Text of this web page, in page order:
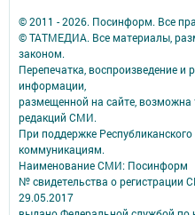
© 2011 - 2026. Посинформ. Все
© ТАТМЕДИА. Все материалы,
законом.
Перепечатка, воспроизведение
информации,
размещенной на сайте, возможна
редакций СМИ.
При поддержке
коммуникациям.
Наименование СМИ: Посинформ
№ свидетельства о
29.05.2017